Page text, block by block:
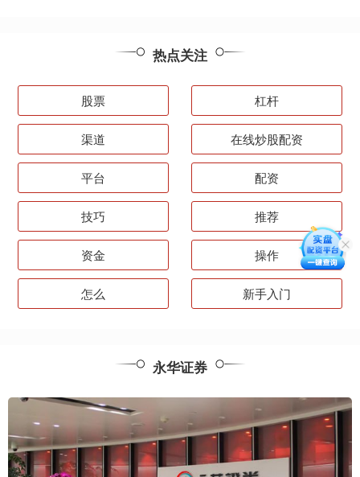
热点关注
股票 杠杆
渠道 在线炒股配资
平台 配资
技巧 推荐
资金 操作
怎么 新手入门
永华证券